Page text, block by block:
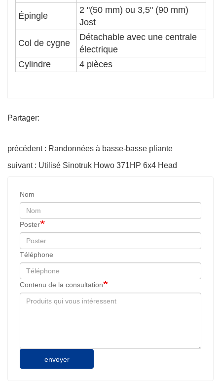
Épingle
2 "(50 mm) ou 3,5" (90 mm)
Jost
Col de cygne
Détachable avec une centrale
électrique
Cylindre
4 pièces
Partager:
précédent : Randonnées à basse-basse pliante
suivant : Utilisé Sinotruk Howo 371HP 6x4 Head
Nom
Poster
Téléphone
Contenu de la consultation
envoyer